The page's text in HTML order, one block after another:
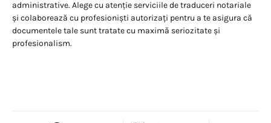
administrative. Alege cu atenție serviciile de traduceri notariale
și colaborează cu profesioniști autorizați pentru a te asigura că
documentele tale sunt tratate cu maximă seriozitate și
profesionalism.